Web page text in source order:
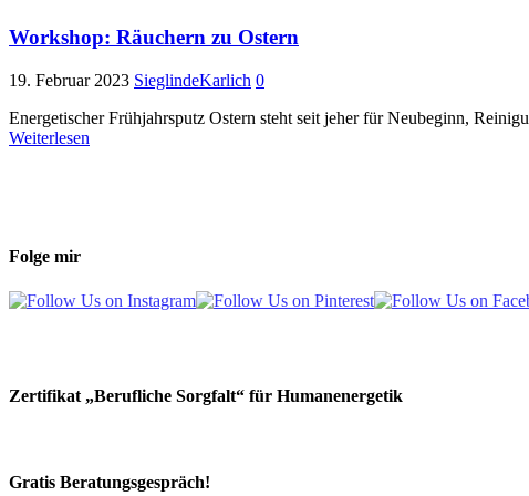
Workshop: Räuchern zu Ostern
19. Februar 2023 SieglindeKarlich 0
Energetischer Frühjahrsputz Ostern steht seit jeher für Neubeginn,
Weiterlesen
Folge mir
Zertifikat „Berufliche Sorgfalt“ für Humanenergetik
Gratis Beratungsgespräch!